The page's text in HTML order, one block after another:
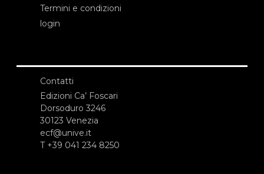
Termini e condizioni
login
Contatti
Edizioni Ca’ Foscari
Dorsoduro 3246
30123 Venezia
ecf@unive.it
T +39 041 234 8250